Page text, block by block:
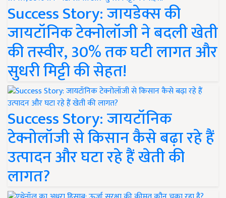
Success Story: जायडेक्स की
जायटॉनिक टेक्नोलॉजी ने बदली खेती
की तस्वीर, 30% तक घटी लागत और
सुधरी मिट्टी की सेहत!
Success Story: जायटॉनिक
टेक्नोलॉजी से किसान कैसे बढ़ा रहे हैं
उत्पादन और घटा रहे हैं खेती की
लागत?